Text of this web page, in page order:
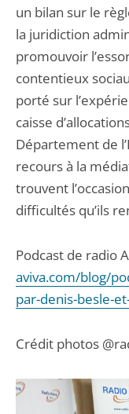
un bilan sur le
la juridiction
promouvoir
contentieux
porté sur
caisse
Département de
recours à la
trouvent
difficultés qu’ils
Podcast de radio
aviva.com/blog/
par-denis-besle-
Crédit photos